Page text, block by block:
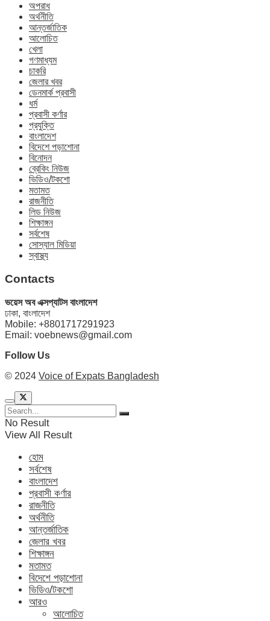
অপরাধ
অর্থনীতি
আন্তর্জাতিক
আলোচিত
খেলা
গণমাধ্যম
চাকরি
জেলার খবর
ডেনমার্ক প্রবাসী
ধর্ম
প্রবাসী কর্ণার
প্রযুক্তি
বাংলাদেশ
বিদেশে পড়াশোনা
বিনোদন
ব্রেকিং নিউজ
ভিডিও/টকশো
মতামত
রাজনীতি
লিড নিউজ
শিক্ষাঙ্গন
সর্বশেষ
সোস্যাল মিডিয়া
স্বাস্থ্য
Contacts
ভয়েস অব এক্সপ্যাটস বাংলাদেশ
ঢাকা, বাংলাদেশ
Mobile: +8801717291923
Email: voebnews@gmail.com
Follow Us
© 2024 Voice of Expats Bangladesh
No Result
View All Result
হোম
সর্বশেষ
বাংলাদেশ
প্রবাসী কর্ণার
রাজনীতি
অর্থনীতি
আন্তর্জাতিক
জেলার খবর
শিক্ষাঙ্গন
মতামত
বিদেশে পড়াশোনা
ভিডিও/টকশো
আরও
আলোচিত